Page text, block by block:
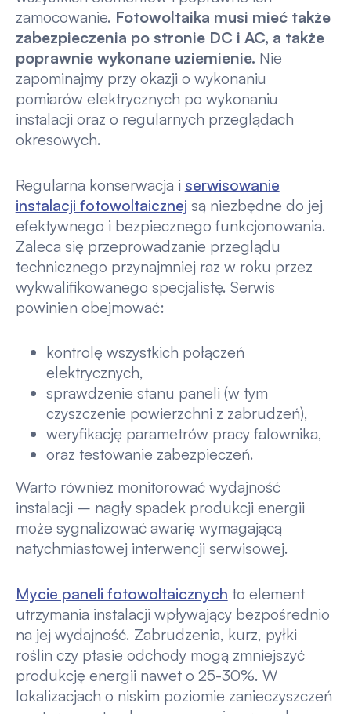
zamocowanie. Fotowoltaika musi mieć także
zabezpieczenia po stronie DC i AC, a także
poprawnie wykonane uziemienie. Nie
zapominajmy przy okazji o wykonaniu
pomiarów elektrycznych po wykonaniu
instalacji oraz o regularnych przeglądach
okresowych.
Regularna konserwacja i serwisowanie
instalacji fotowoltaicznej są niezbędne do jej
efektywnego i bezpiecznego funkcjonowania.
Zaleca się przeprowadzanie przeglądu
technicznego przynajmniej raz w roku przez
wykwalifikowanego specjalistę. Serwis
powinien obejmować:
kontrolę wszystkich połączeń
elektrycznych,
sprawdzenie stanu paneli (w tym
czyszczenie powierzchni z zabrudzeń),
weryfikację parametrów pracy falownika,
oraz testowanie zabezpieczeń.
Warto również monitorować wydajność
instalacji – nagły spadek produkcji energii
może sygnalizować awarię wymagającą
natychmiastowej interwencji serwisowej.
Mycie paneli fotowoltaicznych to element
utrzymania instalacji wpływający bezpośrednio
na jej wydajność. Zabrudzenia, kurz, pyłki
roślin czy ptasie odchody mogą zmniejszyć
produkcję energii nawet o 25-30%. W
lokalizacjach o niskim poziomie zanieczyszczeń